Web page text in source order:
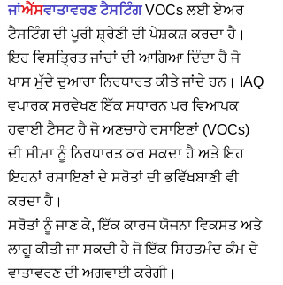
ਜਾਂਐੱਸਵਾਤਾਵਰਣ ਟੈਸਟਿੰਗVOCs ਲਈ ਏਅਰ
ਟੈਸਟਿੰਗ ਦੀ ਪੂਰੀ ਸ਼੍ਰੇਣੀ ਦੀ ਪੇਸ਼ਕਸ਼ ਕਰਦਾ ਹੈ।
ਇਹ ਵਿਸਤ੍ਰਿਤ ਜਾਂਚਾਂ ਦੀ ਆਗਿਆ ਦਿੰਦਾ ਹੈ ਜੋ
ਖਾਸ ਮੁੱਦੇ ਦੁਆਰਾ ਨਿਰਧਾਰਤ ਕੀਤੇ ਜਾਂਦੇ ਹਨ। IAQ
ਵਪਾਰਕ ਸਰਵੇਖਣ ਇੱਕ ਸਧਾਰਨ ਪਰ ਵਿਆਪਕ
ਹਵਾਈ ਟੈਸਟ ਹੈ ਜੋ ਅਣਚਾਹੇ ਰਸਾਇਣਾਂ (VOCs)
ਦੀ ਸੀਮਾ ਨੂੰ ਨਿਰਧਾਰਤ ਕਰ ਸਕਦਾ ਹੈ ਅਤੇ ਇਹ
ਇਹਨਾਂ ਰਸਾਇਣਾਂ ਦੇ ਸਰੋਤਾਂ ਦੀ ਭਵਿੱਖਬਾਣੀ ਵੀ
ਕਰਦਾ ਹੈ।
ਸਰੋਤਾਂ ਨੂੰ ਜਾਣ ਕੇ, ਇੱਕ ਕਾਰਜ ਯੋਜਨਾ ਵਿਕਸਤ ਅਤੇ
ਲਾਗੂ ਕੀਤੀ ਜਾ ਸਕਦੀ ਹੈ ਜੋ ਇੱਕ ਸਿਹਤਮੰਦ ਕੰਮ ਦੇ
ਵਾਤਾਵਰਣ ਦੀ ਅਗਵਾਈ ਕਰੇਗੀ।